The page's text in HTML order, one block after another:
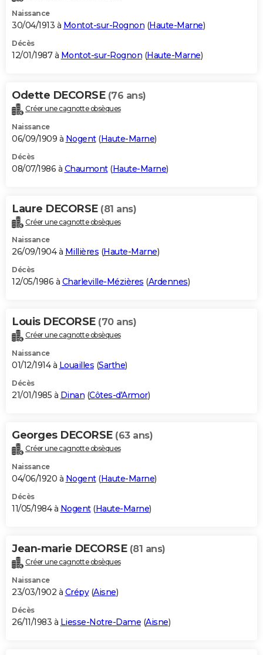
Naissance
30/04/1913 à Montot-sur-Rognon (Haute-Marne)
Décès
12/01/1987 à Montot-sur-Rognon (Haute-Marne)
Odette DECORSE (76 ans)
Créer une cagnotte obsèques
Naissance
06/09/1909 à Nogent(Haute-Marne)
Décès
08/07/1986 à Chaumont(Haute-Marne)
Laure DECORSE (81 ans)
Créer une cagnotte obsèques
Naissance
26/09/1904 à Millières (Haute-Marne)
Décès
12/05/1986 à Charleville-Mézières (Ardennes)
Louis DECORSE (70 ans)
Créer une cagnotte obsèques
Naissance
01/12/1914 à Louailles (Sarthe)
Décès
21/01/1985 à Dinan (Côtes-d'Armor)
Georges DECORSE (63 ans)
Créer une cagnotte obsèques
Naissance
04/06/1920 à Nogent(Haute-Marne)
Décès
11/05/1984 à Nogent(Haute-Marne)
Jean-marie DECORSE (81 ans)
Créer une cagnotte obsèques
Naissance
23/03/1902 à Crépy(Aisne)
Décès
26/11/1983 à Liesse-Notre-Dame (Aisne)